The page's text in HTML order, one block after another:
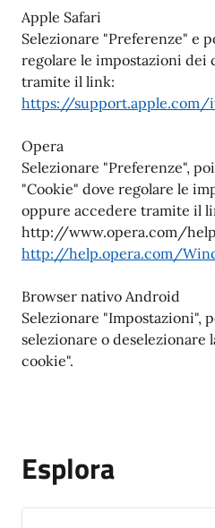
Apple Safari
Selezionare "Preferenze" e
regolare le impostazioni dei
tramite il link:
https://support.apple.com/
Opera
Selezionare "Preferenze",
"Cookie" dove regolare le
oppure accedere tramite il
http://www.opera.com/
http://help.opera.com/
Browser nativo Android
Selezionare "Impostazioni",
selezionare o deselezionare
cookie".
Esplora